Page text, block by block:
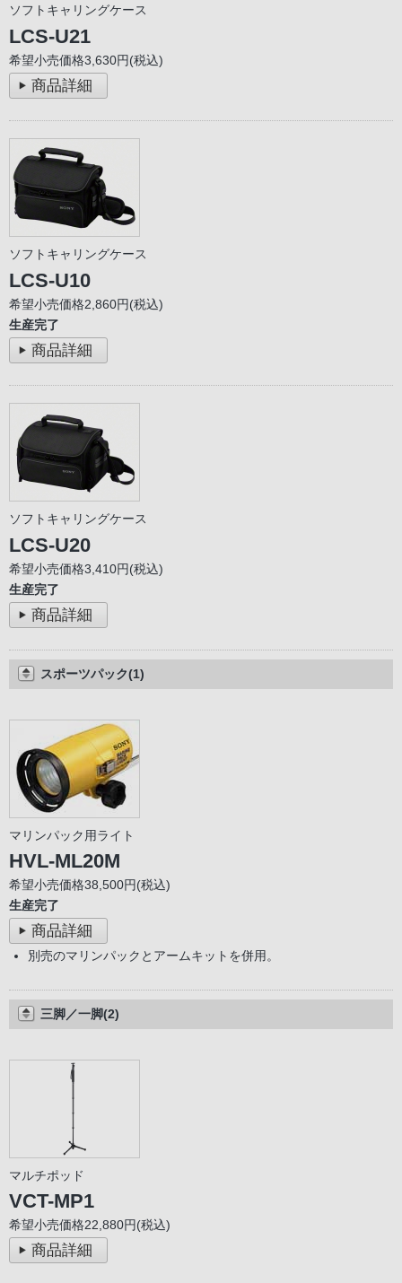
ソフトキャリングケース
LCS-U21
希望小売価格3,630円(税込)
商品詳細
ソフトキャリングケース
LCS-U10
希望小売価格2,860円(税込)
生産完了
商品詳細
ソフトキャリングケース
LCS-U20
希望小売価格3,410円(税込)
生産完了
商品詳細
スポーツパック(1)
マリンパック用ライト
HVL-ML20M
希望小売価格38,500円(税込)
生産完了
商品詳細
別売のマリンパックとアームキットを併用。
三脚／一脚(2)
マルチポッド
VCT-MP1
希望小売価格22,880円(税込)
商品詳細